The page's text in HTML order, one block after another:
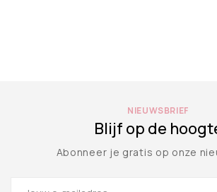
NIEUWSBRIEF
Blijf op de
Abonneer je gratis op onze